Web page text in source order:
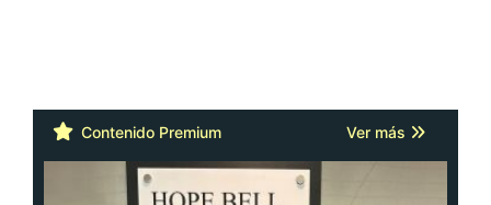
Contenido Premium Ver más